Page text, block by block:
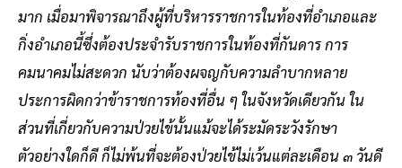
มาก เมื่อมาพิจารณาถึงผู้ที่บริหารราชการในท้องที่อำเภอและ
กิ่งอำเภอนี้ซึ่งต้องประจำรับราชการในท้องที่กันดาร การ
คมนาคมไม่สะดวก นับว่าต้องผจญกับความลำบากหลาย
ประการผิดกว่าข้าราชการท้องที่อื่น ๆ ในจังหวัดเดียวกัน ใน
ส่วนที่เกี่ยวกับความป่วยไข้นั้นแม้จะได้ระมัดระวังรักษา
ตัวอย่างใดก็ดี ก็ไม่พ้นที่จะต้องป่วยไข้ไม่เว้นแต่ละเดือน ๓ วันดี